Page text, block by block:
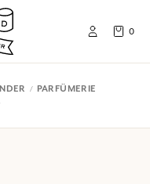
0
PARFÜMERIE